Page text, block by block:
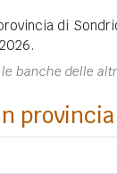
di
banche delle